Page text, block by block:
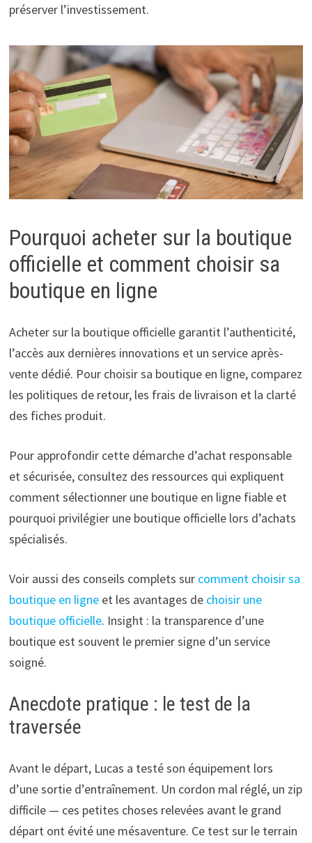
préserver l’investissement.
Pourquoi acheter sur la boutique
officielle et comment choisir sa
boutique en ligne
Acheter sur la boutique officielle garantit l’authenticité,
l’accès aux dernières innovations et un service après-
vente dédié. Pour choisir sa boutique en ligne, comparez
les politiques de retour, les frais de livraison et la clarté
des fiches produit.
Pour approfondir cette démarche d’achat responsable
et sécurisée, consultez des ressources qui expliquent
comment sélectionner une boutique en ligne fiable et
pourquoi privilégier une boutique officielle lors d’achats
spécialisés.
Voir aussi des conseils complets sur comment choisir sa
boutique en ligneet les avantages de choisir une
boutique officielle. Insight : la transparence d’une
boutique est souvent le premier signe d’un service
soigné.
Anecdote pratique : le test de la
traversée
Avant le départ, Lucas a testé son équipement lors
d’une sortie d’entraînement. Un cordon mal réglé, un zip
difficile — ces petites choses relevées avant le grand
départ ont évité une mésaventure. Ce test sur le terrain